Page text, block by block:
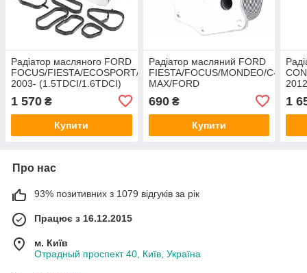
Радіатор масляного FORD
FOCUS/FIESTA/ECOSPORT/KUGA
2003- (1.5TDCI/1.6TDCI)
1 570 ₴
Купити
Радіатор масляний FORD
FIESTA/FOCUS/MONDEO/C-
MAX/FORD
TRANSIT/CONNECT 2008-
(1.5 TDCI/1.6 TDCI)
690₴
Купити
1
Про нас
93% позитивних з 1079 відгуків за рік
Працює з 16.12.2015
м. Київ
Отрадный проспект 40, Київ, Україна